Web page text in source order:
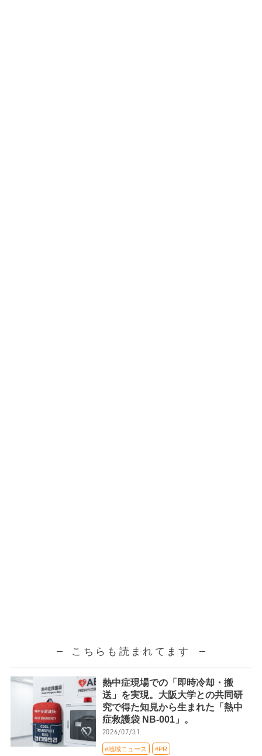
こちらも読まれてます
熱中症現場での「即時冷却・搬
送」を実現。大阪大学との共同研
究で得た知見から生まれた「熱中
症救護袋 NB-001」。
2026/07/31
#地域ニュース #PR